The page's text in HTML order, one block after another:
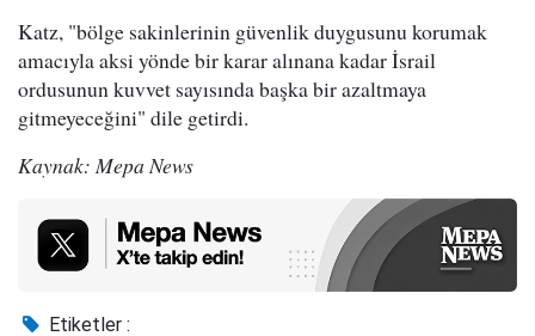
Katz, "bölge sakinlerinin güvenlik duygusunu korumak
amacıyla aksi yönde bir karar alınana kadar İsrail
ordusunun kuvvet sayısında başka bir azaltmaya
gitmeyeceğini" dile getirdi.
Kaynak: Mepa News
Etiketler :